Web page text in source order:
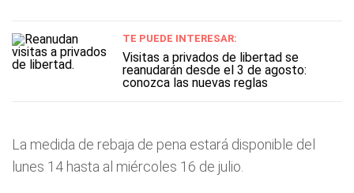
TE PUEDE INTERESAR:
Visitas a privados de libertad se
reanudarán desde el 3 de agosto:
conozca las nuevas reglas
La medida de rebaja de pena estará disponible del
lunes 14 hasta al miércoles 16 de julio.